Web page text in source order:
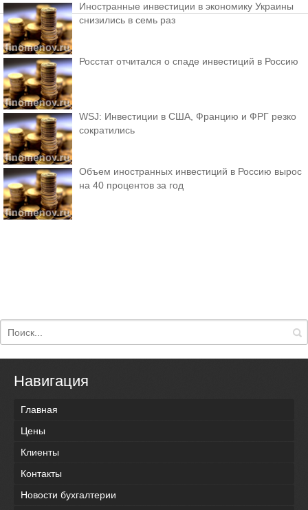
Иностранные инвестиции в экономику Украины
снизились в семь раз
Росстат отчитался о спаде инвестиций в Россию
WSJ: Инвестиции в США, Францию и ФРГ резко
сократились
Объем иностранных инвестиций в Россию вырос
на 40 процентов за год
Навигация
Главная
Цены
Клиенты
Контакты
Новости бухгалтерии